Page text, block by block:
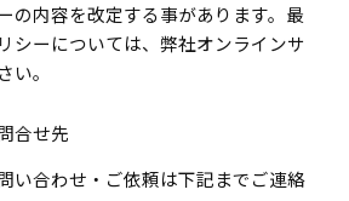
の内容を改定する事があります。最
シーについては、弊社オンラインサ
。
合せ先
い合わせ・ご依頼は下記までご連絡